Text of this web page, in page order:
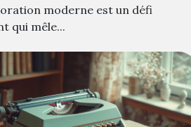
moderne est un défi
qui mêle...